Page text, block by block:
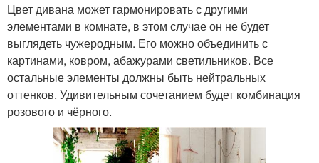
Цвет дивана может гармонировать с другими
элементами в комнате, в этом случае он не будет
выглядеть чужеродным. Его можно объединить с
картинами, ковром, абажурами светильников. Все
остальные элементы должны быть нейтральных
оттенков. Удивительным сочетанием будет комбинация
розового и чёрного.